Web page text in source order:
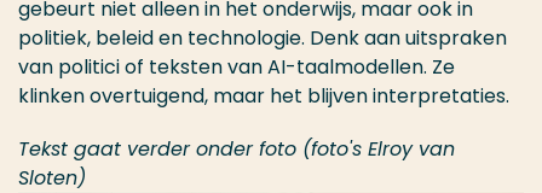
gebeurt niet alleen in het onderwijs, maar ook in
politiek, beleid en technologie. Denk aan uitspraken
van politici of teksten van AI-taalmodellen. Ze
klinken overtuigend, maar het blijven interpretaties.
Tekst gaat verder onder foto (foto's Elroy van
Sloten)